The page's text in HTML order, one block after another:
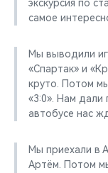
экскурсия по
самое
Мы выводили
«Спартак» и
круто. Потом
«3:0». Нам
автобусе нас
Мы приехали в
Артём. Потом